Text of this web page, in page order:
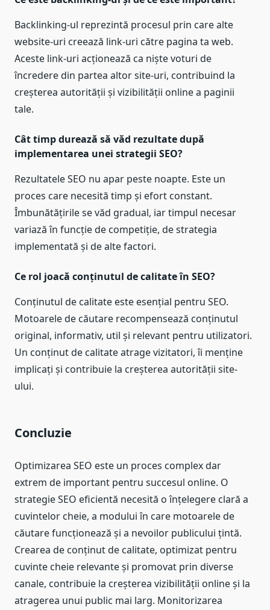
Backlinking-ul reprezintă procesul prin care alte
website-uri creează link-uri către pagina ta web.
Aceste link-uri acționează ca niște voturi de
încredere din partea altor site-uri, contribuind la
creșterea autorității și vizibilității online a paginii
tale.
Cât timp durează să văd rezultate după
implementarea unei strategii SEO?
Rezultatele SEO nu apar peste noapte. Este un
proces care necesită timp și efort constant.
Îmbunătățirile se văd gradual, iar timpul necesar
variază în funcție de competiție, de strategia
implementată și de alte factori.
Ce rol joacă conținutul de calitate în SEO?
Conținutul de calitate este esențial pentru SEO.
Motoarele de căutare recompensează conținutul
original, informativ, util și relevant pentru utilizatori.
Un conținut de calitate atrage vizitatori, îi menține
implicați și contribuie la creșterea autorității site-
ului.
Concluzie
Optimizarea SEO este un proces complex dar
extrem de important pentru succesul online. O
strategie SEO eficientă necesită o înțelegere clară a
cuvintelor cheie, a modului în care motoarele de
căutare funcționează și a nevoilor publicului țintă.
Crearea de conținut de calitate, optimizat pentru
cuvinte cheie relevante și promovat prin diverse
canale, contribuie la creșterea vizibilității online și la
atragerea unui public mai larg. Monitorizarea